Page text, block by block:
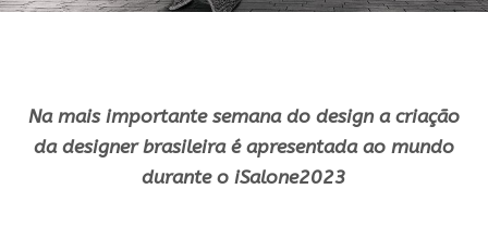
Na mais importante semana do design a criação
da designer brasileira é apresentada ao mundo
durante o iSalone2023